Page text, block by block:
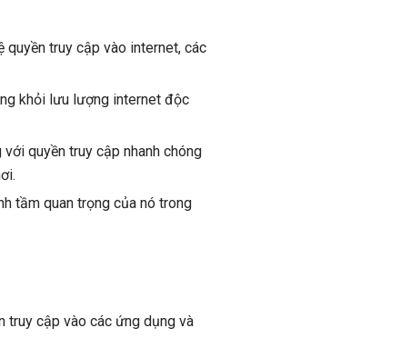
truy cập vào internet, các
khỏi lưu lượng internet độc
quyền truy cập nhanh chóng
tầm quan trọng của nó trong
truy cập vào các ứng dụng và